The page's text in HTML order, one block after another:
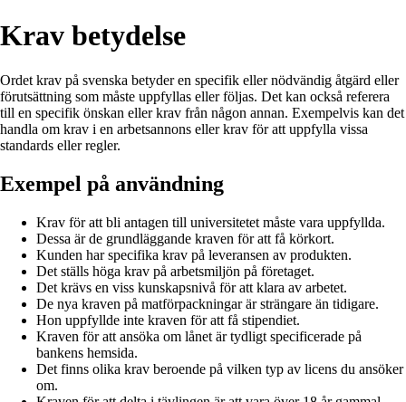
Krav betydelse
Ordet krav på svenska betyder en specifik eller nödvändig åtgärd eller
förutsättning som måste uppfyllas eller följas. Det kan också referera
till en specifik önskan eller krav från någon annan. Exempelvis kan det
handla om krav i en arbetsannons eller krav för att uppfylla vissa
standards eller regler.
Exempel på användning
Krav för att bli antagen till universitetet måste vara uppfyllda.
Dessa är de grundläggande kraven för att få körkort.
Kunden har specifika krav på leveransen av produkten.
Det ställs höga krav på arbetsmiljön på företaget.
Det krävs en viss kunskapsnivå för att klara av arbetet.
De nya kraven på matförpackningar är strängare än tidigare.
Hon uppfyllde inte kraven för att få stipendiet.
Kraven för att ansöka om lånet är tydligt specificerade på
bankens hemsida.
Det finns olika krav beroende på vilken typ av licens du ansöker
om.